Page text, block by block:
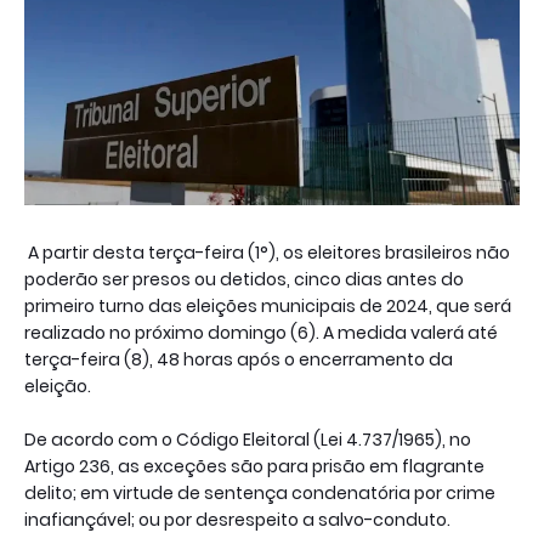
A partir desta terça-feira (1°), os eleitores brasileiros não
poderão ser presos ou detidos, cinco dias antes do
primeiro turno das eleições municipais de 2024, que será
realizado no próximo domingo (6). A medida valerá até
terça-feira (8), 48 horas após o encerramento da
eleição.
De acordo com o Código Eleitoral (Lei 4.737/1965), no
Artigo 236, as exceções são para prisão em flagrante
delito; em virtude de sentença condenatória por crime
inafiançável; ou por desrespeito a salvo-conduto.